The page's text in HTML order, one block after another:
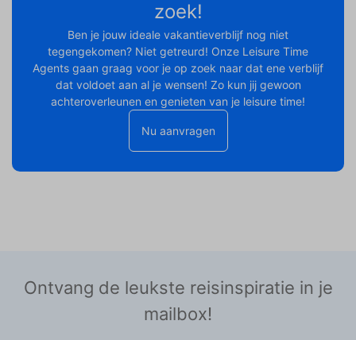
zoek!
Ben je jouw ideale vakantieverblijf nog niet
tegengekomen? Niet getreurd! Onze Leisure Time
Agents gaan graag voor je op zoek naar dat ene verblijf
dat voldoet aan al je wensen! Zo kun jij gewoon
achteroverleunen en genieten van je leisure time!
Nu aanvragen
Ontvang de leukste reisinspiratie in je
mailbox!